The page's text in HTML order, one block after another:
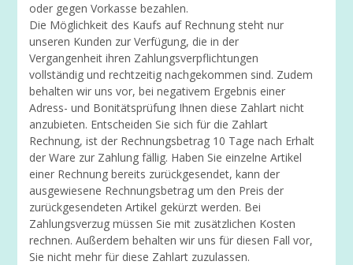
oder gegen Vorkasse bezahlen.
Die Möglichkeit des Kaufs auf Rechnung steht nur
unseren Kunden zur Verfügung, die in der
Vergangenheit ihren Zahlungsverpflichtungen
vollständig und rechtzeitig nachgekommen sind. Zudem
behalten wir uns vor, bei negativem Ergebnis einer
Adress- und Bonitätsprüfung Ihnen diese Zahlart nicht
anzubieten. Entscheiden Sie sich für die Zahlart
Rechnung, ist der Rechnungsbetrag 10 Tage nach Erhalt
der Ware zur Zahlung fällig. Haben Sie einzelne Artikel
einer Rechnung bereits zurückgesendet, kann der
ausgewiesene Rechnungsbetrag um den Preis der
zurückgesendeten Artikel gekürzt werden. Bei
Zahlungsverzug müssen Sie mit zusätzlichen Kosten
rechnen. Außerdem behalten wir uns für diesen Fall vor,
Sie nicht mehr für diese Zahlart zuzulassen.